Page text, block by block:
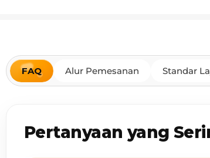
FAQ Alur Pemesanan Standar
Pertanyaan yang